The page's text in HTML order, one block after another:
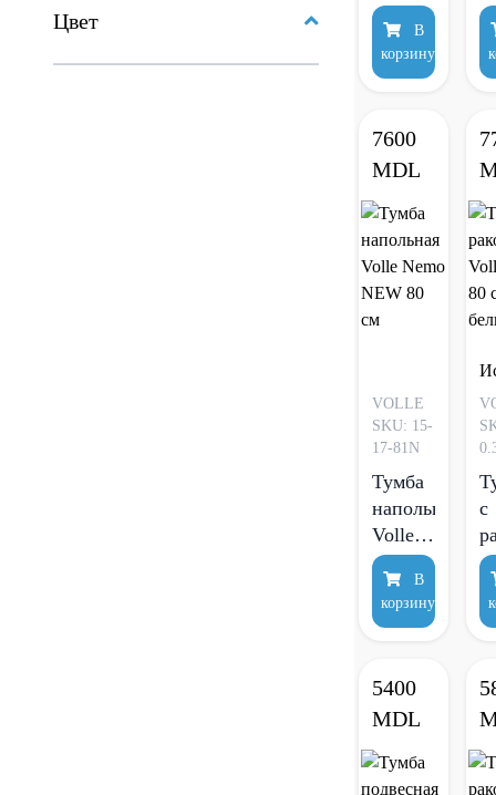
Цвет
Volle
Libra
80 см
глянцевый
белый
В
корзину
7600
MDL
VOLLE
SKU: 15-
17-81N
Тумба
напольная
Volle
Nemo
NEW
80 см
В
корзину
с
5400
MDL